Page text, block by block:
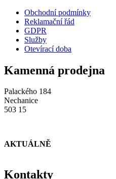
Obchodní podmínky
Reklamační řád
GDPR
Služby
Otevírací doba
Kamenná prodejna
Palackého 184
Nechanice
503 15
AKTUÁLNĚ
Kontakty